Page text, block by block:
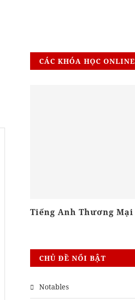
CÁC KHÓA HỌC ONLINE
Tiếng Anh Thương Mại
CHỦ ĐỀ NỔI BẬT
Notables